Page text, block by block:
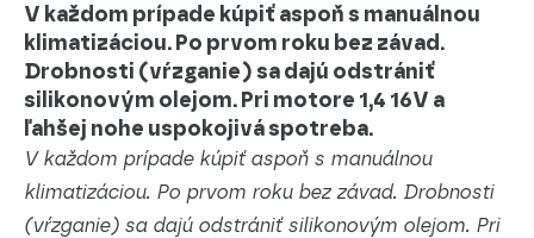
V každom prípade kúpiť aspoň s manuálnou
klimatizáciou. Po prvom roku bez závad.
Drobnosti (vŕzganie) sa dajú odstrániť
silikonovým olejom. Pri motore 1,4 16V a
ľahšej nohe uspokojivá spotreba.
V každom prípade kúpiť aspoň s manuálnou
klimatizáciou. Po prvom roku bez závad. Drobnosti
(vŕzganie) sa dajú odstrániť silikonovým olejom. Pri